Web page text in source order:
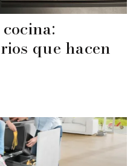
que hacen